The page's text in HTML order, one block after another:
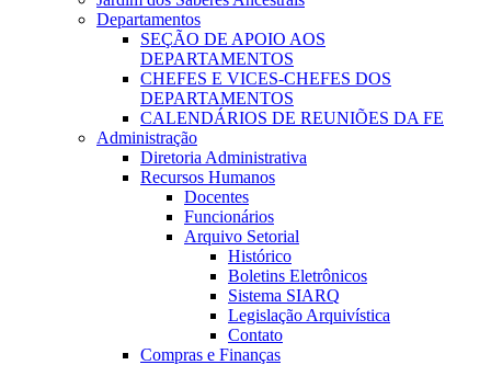
Departamentos
SEÇÃO DE APOIO AOS
DEPARTAMENTOS
CHEFES E VICES-CHEFES DOS
DEPARTAMENTOS
CALENDÁRIOS DE REUNIÕES DA FE
Administração
Diretoria Administrativa
Recursos Humanos
Docentes
Funcionários
Arquivo Setorial
Histórico
Boletins Eletrônicos
Sistema SIARQ
Legislação Arquivística
Contato
Compras e Finanças